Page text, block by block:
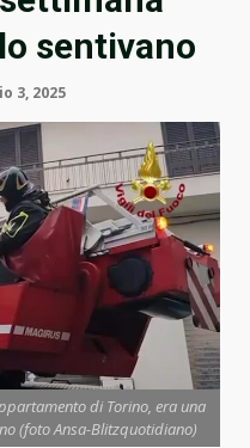
sentivano
3, 2025
di Torino, era una
(foto Ansa-Blitzquotidiano)